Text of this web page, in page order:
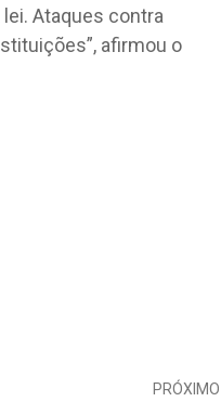
Ataques contra
afirmou o
PRÓXIMO